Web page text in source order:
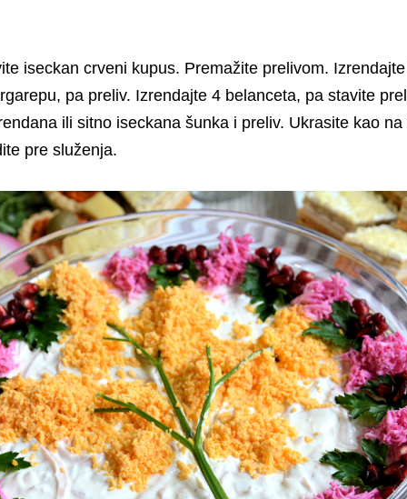
iseckan crveni kupus. Premažite prelivom.
pa preliv. Izrendajte 4 belanceta, pa stavite
ili sitno iseckana šunka i preliv. Ukrasite kao
pre služenja.